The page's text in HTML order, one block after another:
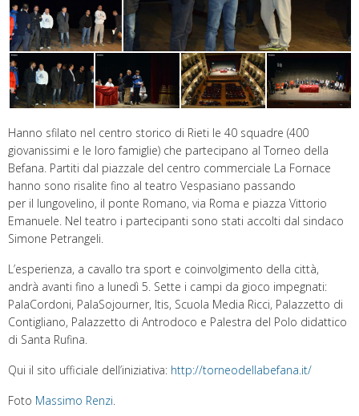
Hanno sfilato nel centro storico di Rieti le 40 squadre (400
giovanissimi e le loro famiglie) che partecipano al Torneo della
Befana. Partiti dal piazzale del centro commerciale La Fornace
hanno sono risalite fino al teatro Vespasiano passando
per il lungovelino, il ponte Romano, via Roma e piazza Vittorio
Emanuele. Nel teatro i partecipanti sono stati accolti dal sindaco
Simone Petrangeli.
L’esperienza, a cavallo tra sport e coinvolgimento della città,
andrà avanti fino a lunedì 5. Sette i campi da gioco impegnati:
PalaCordoni, PalaSojourner, Itis, Scuola Media Ricci, Palazzetto di
Contigliano, Palazzetto di Antrodoco e Palestra del Polo didattico
di Santa Rufina.
Qui il sito ufficiale dell’iniziativa: http://torneodellabefana.it/
Foto Massimo Renzi